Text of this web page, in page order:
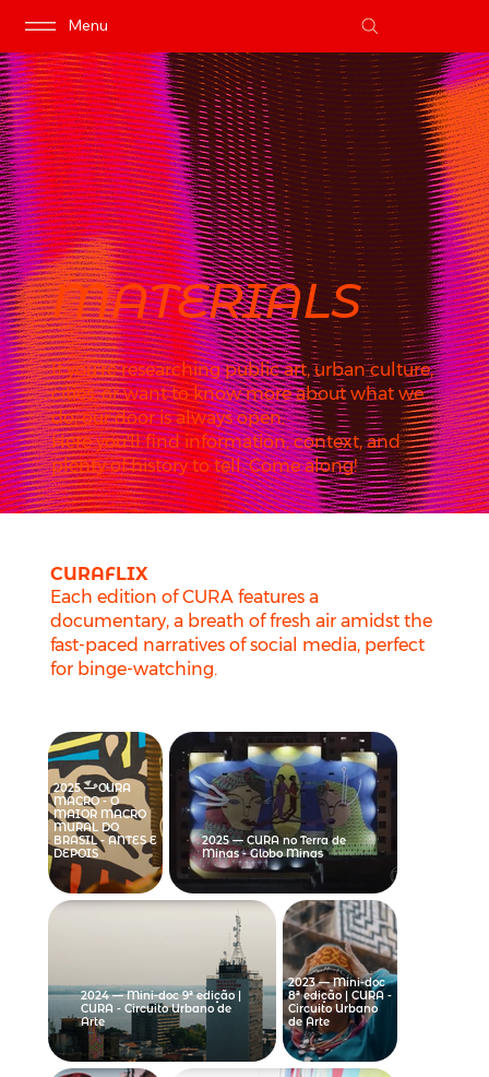
Menu
MATERIALS
If you're researching public art, urban culture,
cities, or want to know more about what we
do, our door is always open.
Here you'll find information, context, and
plenty of history to tell. Come along!
CURAFLIX
Each edition of CURA features a
documentary, a breath of fresh air amidst the
fast-paced narratives of social media, perfect
for binge-watching.
2025 — CURA
MACRO - O
MAIOR MACRO
MURAL DO
BRASIL - ANTES E
DEPOIS
2025 — CURA no Terra de
Minas - Globo Minas
2024 — Mini-doc 9ª edição |
CURA - Circuito Urbano de
Arte
2023 — Mini-doc
8ª edição | CURA -
Circuito Urbano
de Arte